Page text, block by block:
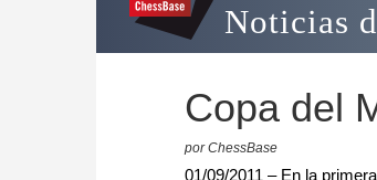
Noticias
Copa del
por ChessBase
01/09/2011 – En la